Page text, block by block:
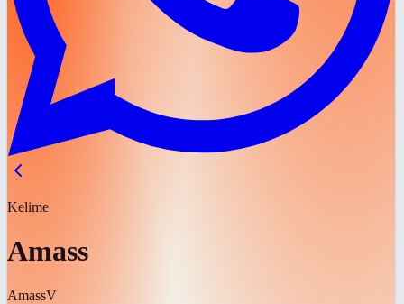
Kelime
Amass
AmassV